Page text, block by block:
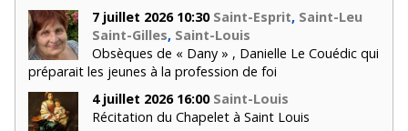
7 juillet 2026 10:30 Saint-Esprit, Saint-Leu
Saint-Gilles, Saint-Louis
Obsèques de « Dany » , Danielle Le Couédic qui
préparait les jeunes à la profession de foi
4 juillet 2026 16:00 Saint-Louis
Récitation du Chapelet à Saint Louis